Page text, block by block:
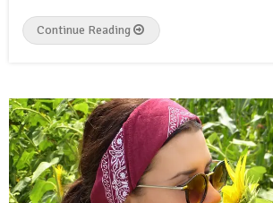
Continue Reading